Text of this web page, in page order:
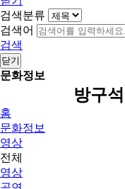
검색분류
검색어
검색
닫기
문화정보
방구
홈
문화정보
영상
전체
영상